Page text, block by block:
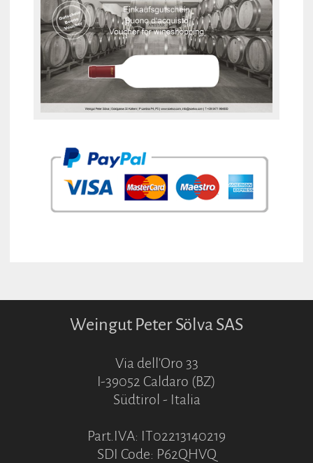
Weingut Peter Sölva SAS
Via dell'Oro 33
I-39052 Caldaro (BZ)
Südtirol - Italia
Part.IVA: IT02213140219
SDI Code: P62QHVQ